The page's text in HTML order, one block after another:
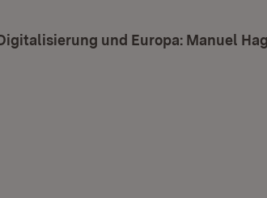
und Europa: Manuel